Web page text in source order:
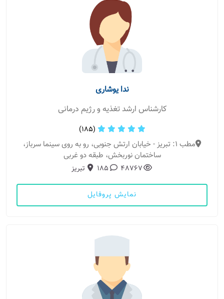
ندا یوشاری
کارشناس ارشد تغذیه و رژیم درمانی
(185)
مطب 1: تبریز - خیابان ارتش جنوبی، رو به روی سینما سرباز،
ساختمان نوربخش، طبقه دو غربی
48767
185 تبریز
نمایش پروفایل